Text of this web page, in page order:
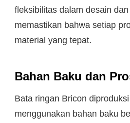
fleksibilitas dalam desain
memastikan bahwa setiap
material yang tepat.
Bahan Baku dan
Bata ringan Bricon
menggunakan bahan baku